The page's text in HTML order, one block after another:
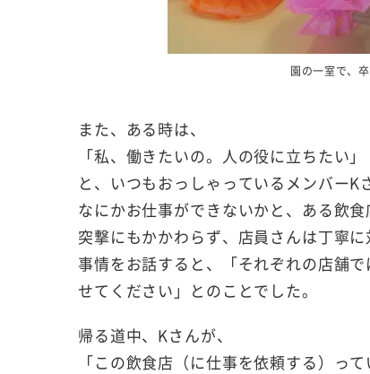
園の一室で、
また、ある時は、
「私、働きたいの。人の役に立ちたい」
と、いつもおっしゃっているメンバーK
なにかお仕事ができないかと、ある飲食
突撃にもかかわらず、店員さんは丁寧に
事情をお話すると、「それぞれの店舗
せてください」とのことでした。
帰る道中、Kさんが、
「この飲食店（に仕事を依頼する）っ